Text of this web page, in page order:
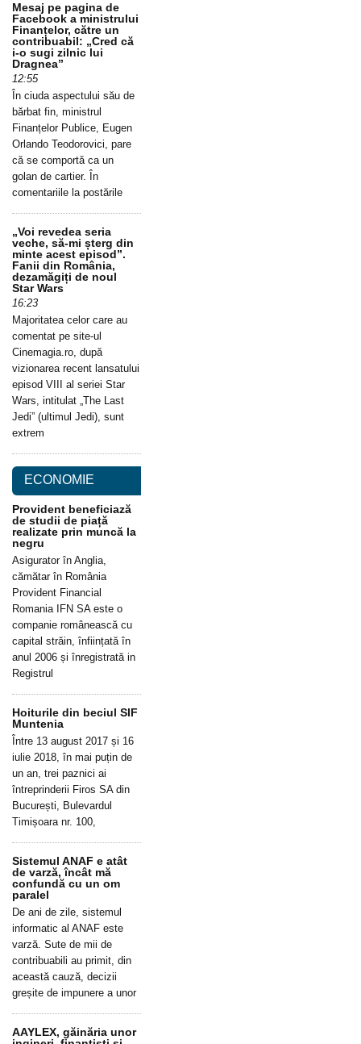
Mesaj pe pagina de
Facebook a ministrului
Finanțelor, către un
contribuabil: „Cred că
i-o sugi zilnic lui
Dragnea”
12:55
În ciuda aspectului său de
bărbat fin, ministrul
Finanțelor Publice, Eugen
Orlando Teodorovici, pare
că se comportă ca un
golan de cartier. În
comentariile la postările
„Voi revedea seria
veche, să-mi șterg din
minte acest episod”.
Fanii din România,
dezamăgiți de noul
Star Wars
16:23
Majoritatea celor care au
comentat pe site-ul
Cinemagia.ro, după
vizionarea recent lansatului
episod VIII al seriei Star
Wars, intitulat „The Last
Jedi” (ultimul Jedi), sunt
extrem
ECONOMIE
Provident beneficiază
de studii de piață
realizate prin muncă la
negru
Asigurator în Anglia,
cămătar în România
Provident Financial
Romania IFN SA este o
companie românească cu
capital străin, înființată în
anul 2006 și înregistrată in
Registrul
Hoiturile din beciul SIF
Muntenia
Între 13 august 2017 și 16
iulie 2018, în mai puțin de
un an, trei paznici ai
întreprinderii Firos SA din
București, Bulevardul
Timișoara nr. 100,
Sistemul ANAF e atât
de varză, încât mă
confundă cu un om
paralel
De ani de zile, sistemul
informatic al ANAF este
varză. Sute de mii de
contribuabili au primit, din
această cauză, decizii
greșite de impunere a unor
AAYLEX, găinăria unor